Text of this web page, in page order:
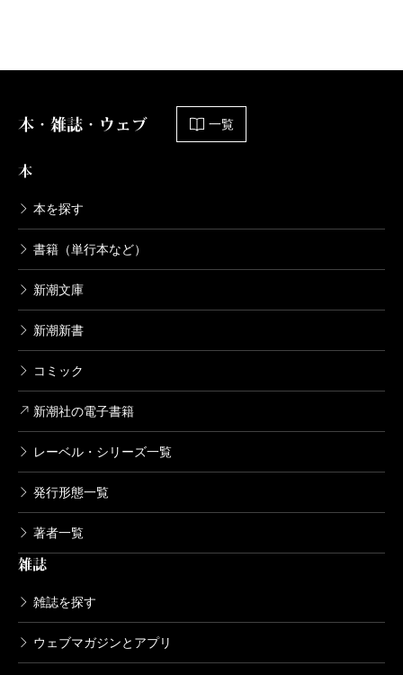
本・雑誌・ウェブ 一覧
本
本を探す
書籍（単行本など）
新潮文庫
新潮新書
コミック
新潮社の電子書籍
レーベル・シリーズ一覧
発行形態一覧
著者一覧
雑誌
雑誌を探す
ウェブマガジンとアプリ